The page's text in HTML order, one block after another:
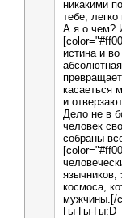
никакими
тебе,
А я о чем?
истина и
касаеться
и
Дело не в
человек
собраны
язычников,
космоса,
мужчины.[/
Гы-Гы-Гы:D